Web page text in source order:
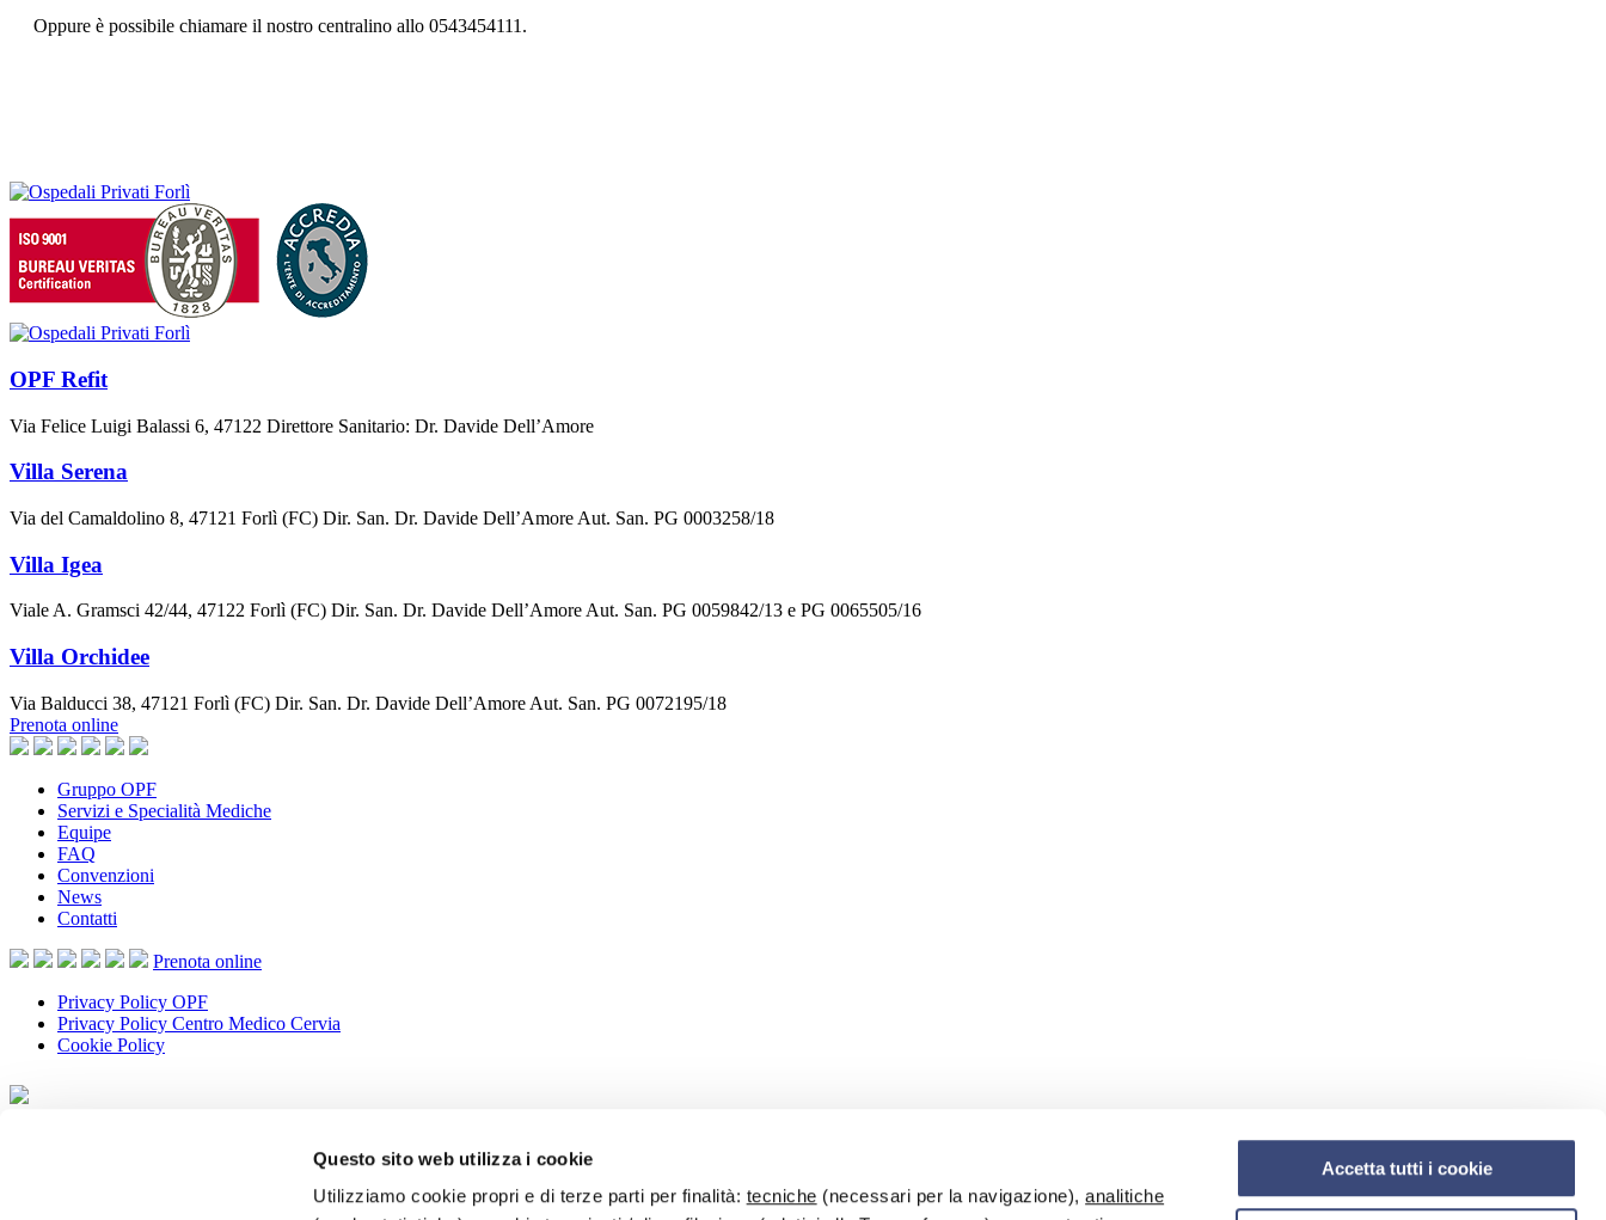
Questo sito web utilizza i cookie
Utilizziamo cookie propri e di terze parti per finalità: tecniche (necessari per la navigazione),analitiche
Accetta tutti i cookie
Oppure è possibile chiamare il nostro centralino allo 0543454111.
OPF Refit
Via Felice Luigi Balassi 6, 47122 Direttore Sanitario: Dr. Davide Dell’Amore
Villa Serena
Via del Camaldolino 8, 47121 Forlì (FC) Dir. San. Dr. Davide Dell’Amore Aut. San. PG 0003258/18
Villa Igea
Viale A. Gramsci 42/44, 47122 Forlì (FC) Dir. San. Dr. Davide Dell’Amore Aut. San. PG 0059842/13 e PG 0065505/16
Villa Orchidee
Via Balducci 38, 47121 Forlì (FC) Dir. San. Dr. Davide Dell’Amore Aut. San. PG 0072195/18
Prenota online
Gruppo OPF
Servizi e Specialità Mediche
Equipe
FAQ
Convenzioni
News
Contatti
Prenota online
Privacy Policy OPF
Privacy Policy Centro Medico Cervia
Cookie Policy
Privacy Policy Centro Medico Cervia